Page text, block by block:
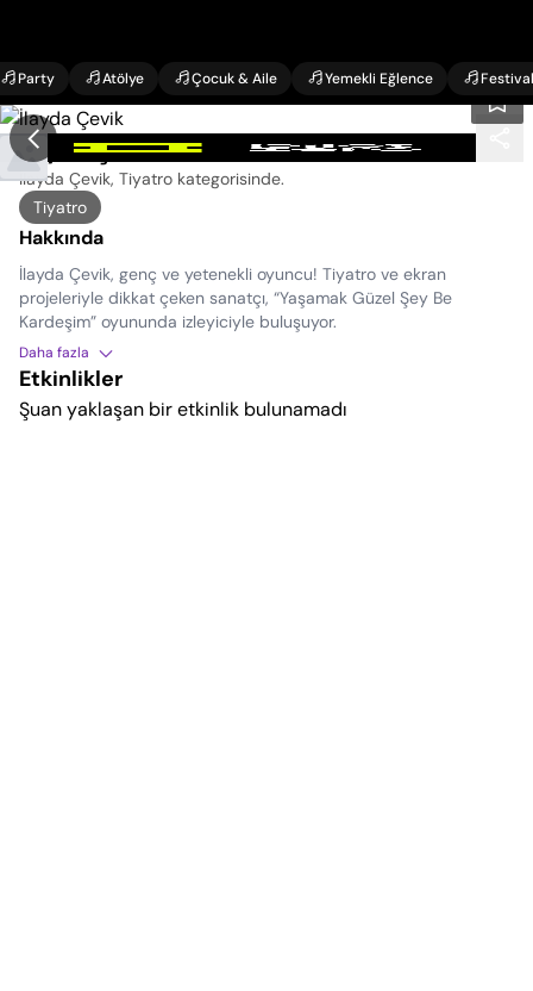
Party Atölye Çocuk & Aile Yemekli Eğlence Festival
İlayda Çevik Etkinlikleri
İlayda Çevik, Tiyatro kategorisinde.
Tiyatro
Hakkında
İlayda Çevik, genç ve yetenekli oyuncu! Tiyatro ve ekran
projeleriyle dikkat çeken sanatçı, “Yaşamak Güzel Şey Be
Kardeşim” oyununda izleyiciyle buluşuyor.
Daha fazla
Etkinlikler
Şuan yaklaşan bir etkinlik bulunamadı